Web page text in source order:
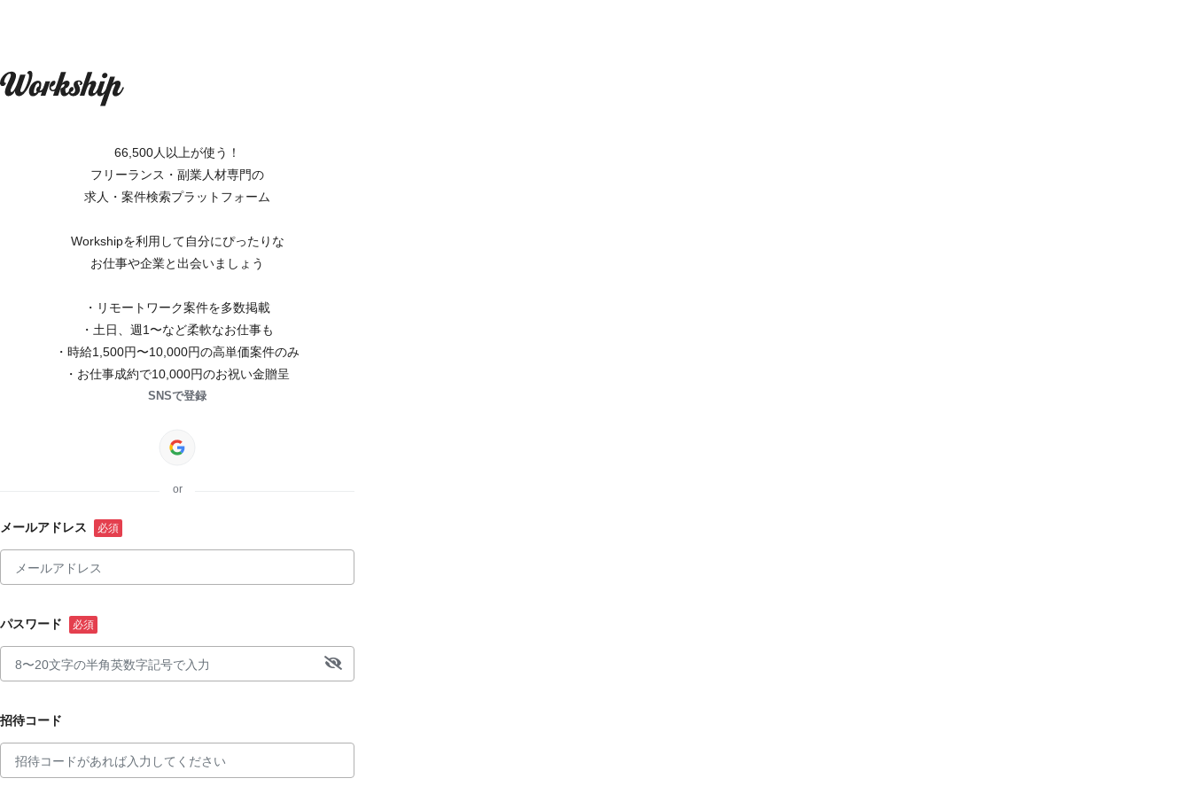
66,500人以上が使う！
フリーランス・副業人材専門の
求人・案件検索プラットフォーム
Workshipを利用して自分にぴったりな
お仕事や企業と出会いましょう
・リモートワーク案件を多数掲載
・土日、週1〜など柔軟なお仕事も
・時給1,500円〜10,000円の高単価案件のみ
・お仕事成約で10,000円のお祝い金贈呈
SNSで登録
or
メールアドレス
パスワード
招待コード